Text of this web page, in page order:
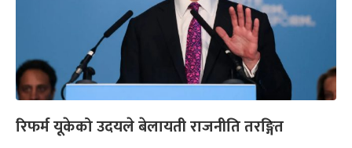
रिफर्म यूकेको उदयले बेलायती राजनीति तरङ्गित